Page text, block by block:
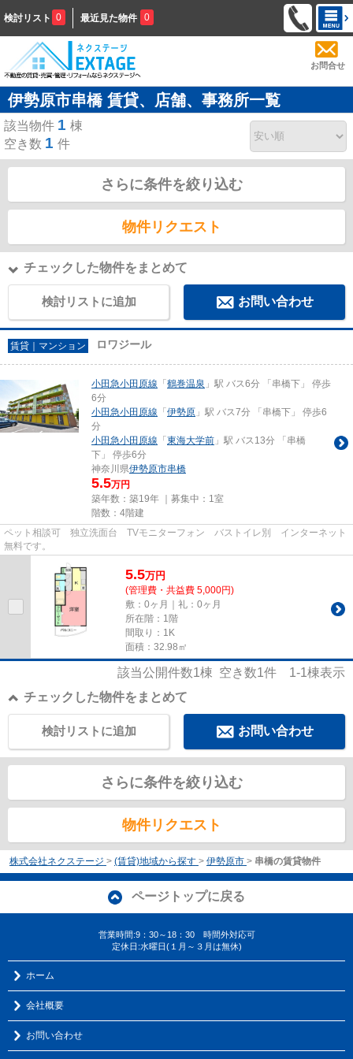
検討リスト 0 最近見た物件 0
お問合せ
伊勢原市串橋 賃貸、店舗、事務所一覧
該当物件 1 棟
空き数 1 件
さらに条件を絞り込む
物件リクエスト
チェックした物件をまとめて
検討リストに追加 お問い合わせ
賃貸｜マンション ロワジール
小田急小田原線 「鶴巻温泉 」駅 バス6分 「串橋下」 停歩
6分
小田急小田原線 「伊勢原 」駅 バス7分 「串橋下」 停歩6
分
小田急小田原線 「東海大学前 」駅 バス13分 「串橋
下」 停歩6分
神奈川県伊勢原市串橋
5.5万円
築年数：築19年 ｜募集中： 1室
階数：4階建
ペット相談可 独立洗面台 TVモニターフォン バストイレ別 インターネット
無料です。
5.5万円
(管理費・共益費 5,000円)
敷：0ヶ月｜礼：0ヶ月
所在階：1階
間取り：1K
面積：32.98㎡
該当公開件数1棟 空き数1件 1-1棟表示
チェックした物件をまとめて
お問い合わせ
検討リストに追加
さらに条件を絞り込む
物件リクエスト
株式会社ネクステージ > (賃貸)地域から探す > 伊勢原市 > 串橋の賃貸物件
ページトップに戻る
営業時間:9：30～18：30 時間外対応可
定休日:水曜日(１月～３月は無休)
ホーム
会社概要
お問い合わせ